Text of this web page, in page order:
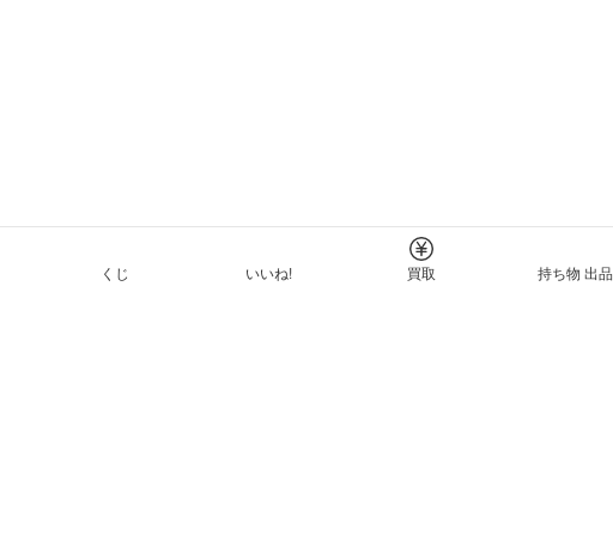
くじ いいね! 買取 持ち物 出品